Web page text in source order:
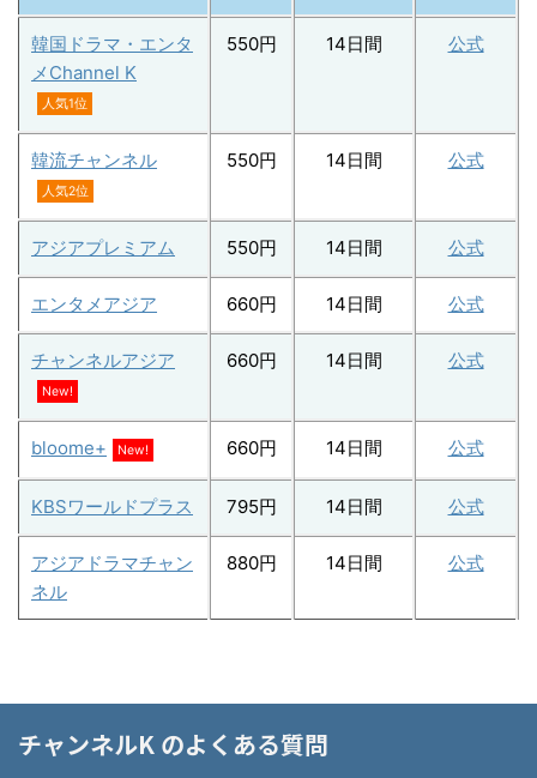
韓国ドラマ・エンタ
メChannel K
人気1位
550円 14日間 公式
韓流チャンネル
人気2位
550円 14日間 公式
アジアプレミアム 550円 14日間 公式
エンタメアジア 660円 14日間 公式
チャンネルアジア
New!
660円 14日間 公式
bloome+ New! 660円 14日間 公式
KBSワールドプラス 795円 14日間 公式
アジアドラマチャン
ネル
880円 14日間 公式
チャンネルK のよくある質問